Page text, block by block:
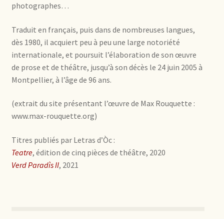
photographes…
Traduit en français, puis dans de nombreuses langues,
dès 1980, il acquiert peu à peu une large notoriété
internationale, et poursuit l’élaboration de son œuvre
de prose et de théâtre, jusqu’à son décès le 24 juin 2005 à
Montpellier, à l’âge de 96 ans.
(extrait du site présentant l’œuvre de Max Rouquette :
www.max-rouquette.org)
Titres publiés par Letras d’Òc :
Teatre, édition de cinq pièces de théâtre, 2020
Verd Paradìs II, 2021